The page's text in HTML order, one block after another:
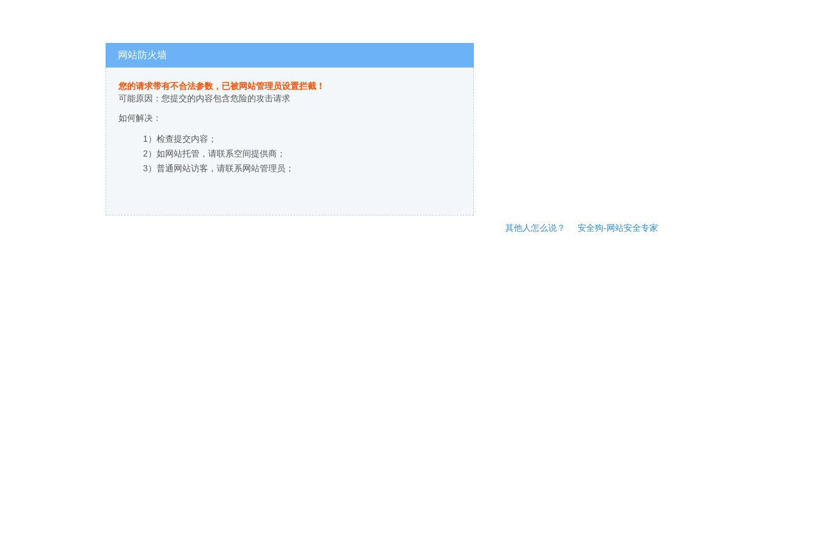
网站防火墙
您的请求带有不合法参数，已被网站管理员设置拦截！
可能原因：您提交的内容包含危险的攻击请求
如何解决：
1）检查提交内容；
2）如网站托管，请联系空间提供商；
3）普通网站访客，请联系网站管理员；
其他人怎么说？ 安全狗-网站安全专家